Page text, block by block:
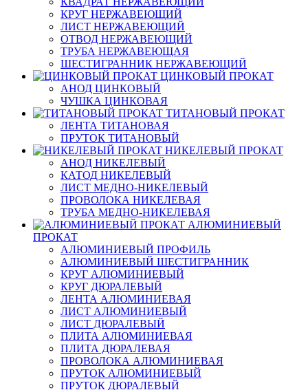
КРУГ НЕРЖАВЕЮЩИЙ
ЛИСТ НЕРЖАВЕЮЩИЙ
ОТВОД НЕРЖАВЕЮЩИЙ
ТРУБА НЕРЖАВЕЮЩАЯ
ШЕСТИГРАННИК НЕРЖАВЕЮЩИЙ
ЦИНКОВЫЙ ПРОКАТ
АНОД ЦИНКОВЫЙ
ЧУШКА ЦИНКОВАЯ
ТИТАНОВЫЙ ПРОКАТ
ЛЕНТА ТИТАНОВАЯ
ПРУТОК ТИТАНОВЫЙ
НИКЕЛЕВЫЙ ПРОКАТ
АНОД НИКЕЛЕВЫЙ
КАТОД НИКЕЛЕВЫЙ
ЛИСТ МЕДНО-НИКЕЛЕВЫЙ
ПРОВОЛОКА НИКЕЛЕВАЯ
ТРУБА МЕДНО-НИКЕЛЕВАЯ
АЛЮМИНИЕВЫЙ
ПРОКАТ
АЛЮМИНИЕВЫЙ ПРОФИЛЬ
АЛЮМИНИЕВЫЙ ШЕСТИГРАННИК
КРУГ АЛЮМИНИЕВЫЙ
КРУГ ДЮРАЛЕВЫЙ
ЛЕНТА АЛЮМИНИЕВАЯ
ЛИСТ АЛЮМИНИЕВЫЙ
ЛИСТ ДЮРАЛЕВЫЙ
ПЛИТА АЛЮМИНИЕВАЯ
ПЛИТА ДЮРАЛЕВАЯ
ПРОВОЛОКА АЛЮМИНИЕВАЯ
ПРУТОК АЛЮМИНИЕВЫЙ
ПРУТОК ДЮРАЛЕВЫЙ